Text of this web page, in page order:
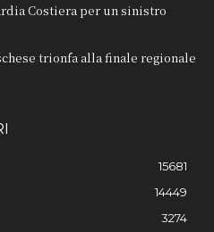
Costiera per un sinistro
trionfa alla finale regionale
15681
14449
3274